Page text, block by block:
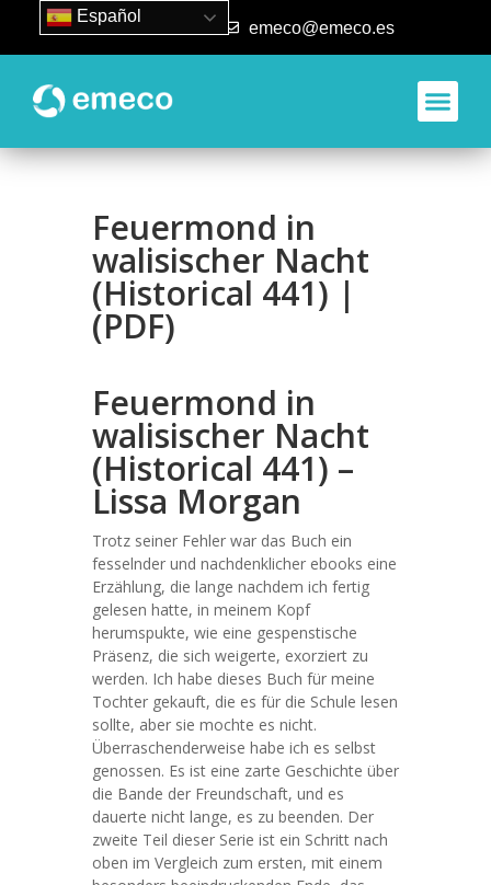
93 840 50 80 emeco@emeco.es
Feuermond in
walisischer Nacht
(Historical 441) |
(PDF)
Feuermond in
walisischer Nacht
(Historical 441) –
Lissa Morgan
Trotz seiner Fehler war das Buch ein
fesselnder und nachdenklicher ebooks eine
Erzählung, die lange nachdem ich fertig
gelesen hatte, in meinem Kopf
herumspukte, wie eine gespenstische
Präsenz, die sich weigerte, exorziert zu
werden. Ich habe dieses Buch für meine
Tochter gekauft, die es für die Schule lesen
sollte, aber sie mochte es nicht.
Überraschenderweise habe ich es selbst
genossen. Es ist eine zarte Geschichte über
die Bande der Freundschaft, und es
dauerte nicht lange, es zu beenden. Der
zweite Teil dieser Serie ist ein Schritt nach
oben im Vergleich zum ersten, mit einem
Español